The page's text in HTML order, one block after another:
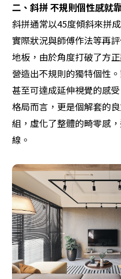
二、斜拼不規則個性感就
斜拼通常以45度傾斜來拼
實際狀況與師傅作法等再
地板，由於角度打破了方
營造出不規則的獨特個性
甚至可達成延伸視覺的感
格局而言，更是個解套的
組，虛化了整體的畸零感
線。